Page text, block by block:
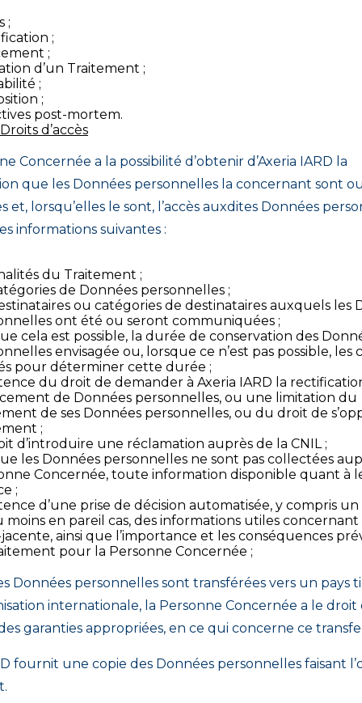
;
;
;
d’un Traitement ;
;
;
post-mortem.
Droits d’accès
Concernée a la possibilité d’obtenir d’Axeria IARD la
que les Données personnelles la concernant sont
et, lorsqu’elles le sont, l’accès auxdites Données
informations suivantes :
du Traitement ;
de Données personnelles ;
ou catégories de destinataires auxquels les
ont été ou seront communiquées ;
cela est possible, la durée de conservation des
envisagée ou, lorsque ce n’est pas possible, les
pour déterminer cette durée ;
du droit de demander à Axeria IARD la
de Données personnelles, ou une limitation du
de ses Données personnelles, ou du droit de
;
d’introduire une réclamation auprès de la CNIL ;
les Données personnelles ne sont pas collectées
Concernée, toute information disponible quant à
;
d’une prise de décision automatisée, y compris
moins en pareil cas, des informations utiles
ainsi que l’importance et les conséquences
pour la Personne Concernée ;
Données personnelles sont transférées vers un pays
internationale, la Personne Concernée a le droit
garanties appropriées, en ce qui concerne ce
fournit une copie des Données personnelles faisant